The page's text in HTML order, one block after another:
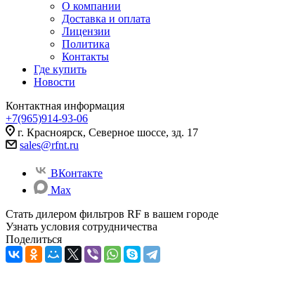
О компании
Доставка и оплата
Лицензии
Политика
Контакты
Где купить
Новости
Контактная информация
+7(965)914-93-06
г. Красноярск, Северное шоссе, зд. 17
sales@rfnt.ru
ВКонтакте
Max
Стать дилером фильтров RF в вашем городе
Узнать условия сотрудничества
Поделиться